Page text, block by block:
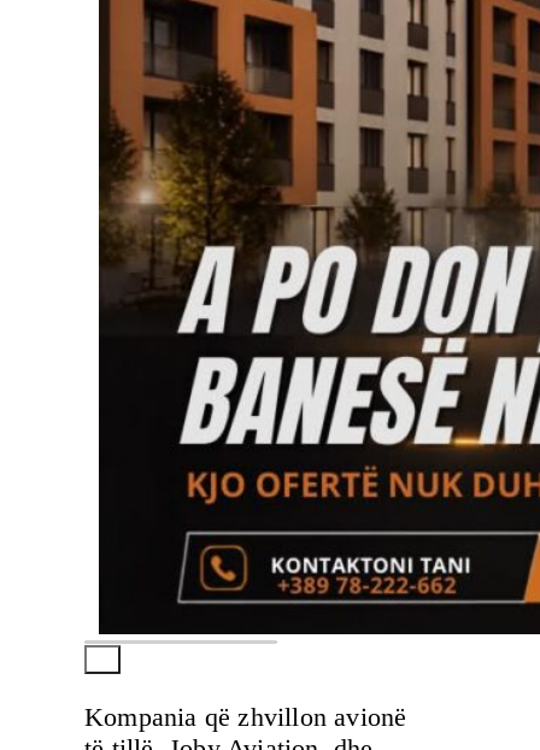
Kompania që zhvillon avionë